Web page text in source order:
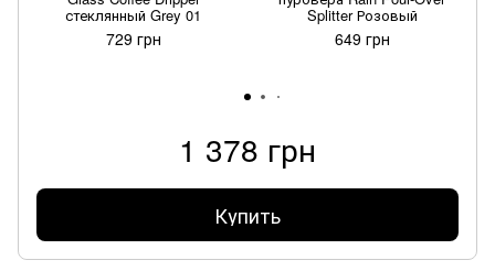
стеклянный Grey 01
729 грн
Splitter Розовый
649 грн
1 378 грн
Купить